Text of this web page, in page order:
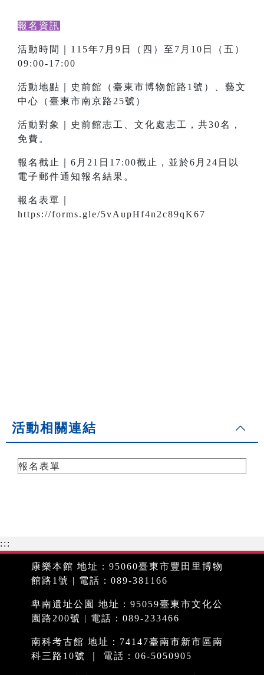
報名資訊
活動時間｜115年7月9日（四）至7月10日（五）
09:00-17:00
活動地點｜史前館（臺東市博物館路1號）、藝文
中心（臺東市南京路25號）
活動對象｜史前館志工、文化處志工，共30名，
免費。
報名截止｜6月21日17:00截止，並於6月24日以
電子郵件通知報名結果。
報名表單｜
https://forms.gle/5vAupHf4n2c89qK67
活動相關連結
報名表單
:::
康樂本館 地址：95060臺東市豐田里博物
館路1號 | 電話：089-381166
卑南遺址公園 地址：95059臺東市文化公
園路200號 | 電話：089-233466
南科考古館 地址：74147臺南市新市區南
科三路10號 ｜ 電話：06-5050905